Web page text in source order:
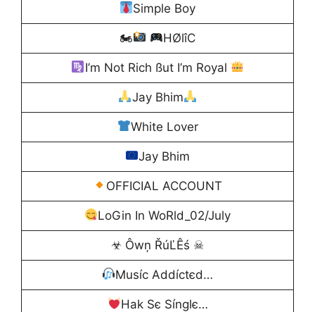
Simple Boy
🏍 HØlîC
I’m Not Rich ßut I’m Royal
Jay Bhim
White Lover
Jay Bhim
OFFICIAL ACCOUNT
LoGin In WoRld_02/July
☣ Ôwņ ŘúĽÊś ☠
Muѕíc Addíctєd…
Hak Sє Sínglє…